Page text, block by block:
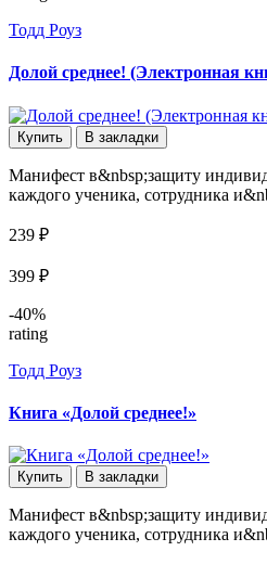
Тодд Роуз
Долой среднее! (Электронная
Купить В закладки
Манифест в&nbsp;защиту
каждого ученика, сотрудника
239 ₽
399 ₽
-40%
rating
Тодд Роуз
Книга «Долой среднее!»
Купить В закладки
Манифест в&nbsp;защиту
каждого ученика, сотрудника